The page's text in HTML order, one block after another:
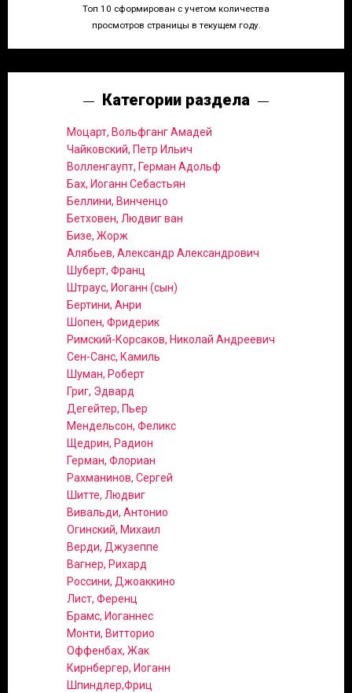
Топ 10 сформирован с учетом количества
просмотров страницы в текущем году.
Категории раздела
Моцарт, Вольфганг Амадей
Чайковский, Петр Ильич
Волленгаупт, Герман Адольф
Бах, Иоганн Себастьян
Беллини, Винченцо
Бетховен, Людвиг ван
Бизе, Жорж
Алябьев, Александр Александрович
Шуберт, Франц
Штраус, Иоганн (сын)
Бертини, Анри
Шопен, Фридерик
Римский-Корсаков, Николай Андреевич
Сен-Санс, Камиль
Шуман, Роберт
Григ, Эдвард
Дегейтер, Пьер
Мендельсон, Феликс
Щедрин, Радион
Герман, Флориан
Рахманинов, Сергей
Шитте, Людвиг
Вивальди, Антонио
Огинский, Михаил
Верди, Джузеппе
Вагнер, Рихард
Россини, Джоаккино
Лист, Ференц
Брамс, Иоганнес
Монти, Витторио
Оффенбах, Жак
Кирнбергер, Иоганн
Шпиндлер,Фриц